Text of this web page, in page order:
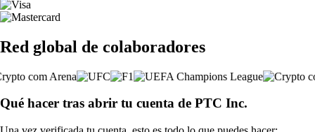
Red global de colaboradores
Qué hacer tras abrir tu cuenta de PTC Inc.